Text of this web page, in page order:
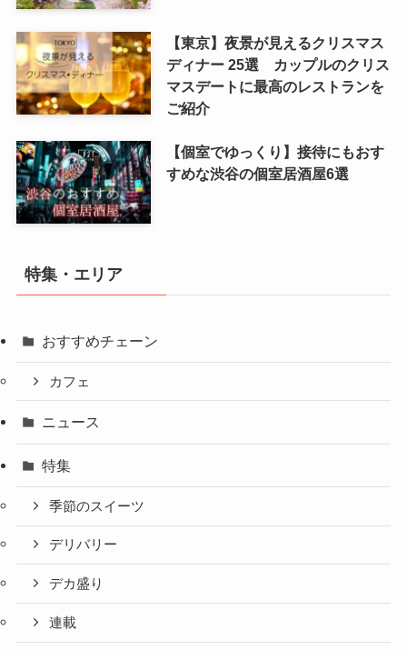
【東京】夜景が見えるクリスマス
ディナー 25選 カップルのクリス
マスデートに最高のレストランを
ご紹介
【個室でゆっくり】接待にもおす
すめな渋谷の個室居酒屋6選
特集・エリア
おすすめチェーン
カフェ
ニュース
特集
季節のスイーツ
デリバリー
デカ盛り
連載